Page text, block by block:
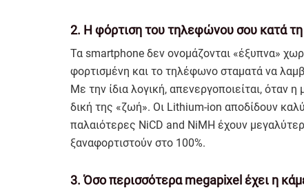
2. Η φόρτιση του τηλεφώνου σου κατά τη
Τα smartphone δεν ονομάζονται «έξυπνα»
φορτισμένη και το τηλέφωνο σταματά να
Με την ίδια λογική, απενεργοποιείται, όταν
δική της «ζωή». Οι Lithium-ion αποδίδουν
παλαιότερες NiCD and NiMH έχουν
ξαναφορτιστούν στο 100%.
3. Όσο περισσότερα megapixel έχει η